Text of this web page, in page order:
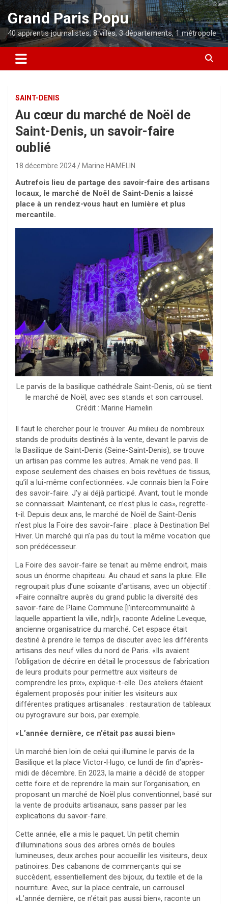
Aller
contenu
Grand Paris Popu
40 apprentis journalistes, 8 villes, 3 départements, 1 métropole
SAINT-DENIS
Au cœur du marché de Noël de
Saint-Denis, un savoir-faire
oublié
18 décembre 2024 Marine HAMELIN
Autrefois lieu de partage des savoir-faire des artisans
locaux, le marché de Noël de Saint-Denis a laissé
place à un rendez-vous haut en lumière et plus
mercantile.
Le parvis de la basilique cathédrale Saint-Denis, où se tient
le marché de Noël, avec ses stands et son carrousel.
Crédit : Marine Hamelin
Il faut le chercher pour le trouver. Au milieu de nombreux
stands de produits destinés à la vente, devant le parvis de
la Basilique de Saint-Denis (Seine-Saint-Denis), se trouve
un artisan pas comme les autres. Amak ne vend pas. Il
expose seulement des chaises en bois revêtues de tissus,
qu’il a lui-même confectionnées. «Je connais bien la Foire
des savoir-faire. J’y ai déjà participé. Avant, tout le monde
se connaissait. Maintenant, ce n’est plus le cas», regrette-
t-il. Depuis deux ans, le marché de Noël de Saint-Denis
n’est plus la Foire des savoir-faire : place à Destination Bel
Hiver. Un marché qui n’a pas du tout la même vocation que
son prédécesseur.
La Foire des savoir-faire se tenait au même endroit, mais
sous un énorme chapiteau. Au chaud et sans la pluie. Elle
regroupait plus d’une soixante d’artisans, avec un objectif :
«Faire connaître auprès du grand public la diversité des
savoir-faire de Plaine Commune [l’intercommunalité à
laquelle appartient la ville, ndlr]», raconte Adeline Leveque,
ancienne organisatrice du marché. Cet espace était
destiné à prendre le temps de discuter avec les différents
artisans des neuf villes du nord de Paris. «Ils avaient
l’obligation de décrire en détail le processus de fabrication
de leurs produits pour permettre aux visiteurs de
comprendre les prix», explique-t-elle. Des ateliers étaient
également proposés pour initier les visiteurs aux
différentes pratiques artisanales : restauration de tableaux
ou pyrogravure sur bois, par exemple.
«L’année dernière, ce n’était pas aussi bien»
Un marché bien loin de celui qui illumine le parvis de la
Basilique et la place Victor-Hugo, ce lundi de fin d’après-
midi de décembre. En 2023, la mairie a décidé de stopper
cette foire et de reprendre la main sur l’organisation, en
proposant un marché de Noël plus conventionnel, basé sur
la vente de produits artisanaux, sans passer par les
explications du savoir-faire.
Cette année, elle a mis le paquet. Un petit chemin
d’illuminations sous des arbres ornés de boules
lumineuses, deux arches pour accueillir les visiteurs, deux
patinoires. Des cabanons de commerçants qui se
succèdent, essentiellement des bijoux, du textile et de la
nourriture. Avec, sur la place centrale, un carrousel.
«L’année dernière, ce n’était pas aussi bien», raconte un